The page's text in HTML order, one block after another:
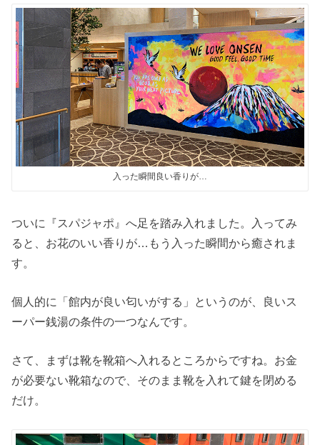
入った瞬間良い香りが…
ついに『スパジャポ』へ足を踏み入れました。入ってみ
ると、お花のいい香りが…もう入った瞬間から癒されま
す。
個人的に「館内が良い匂いがする」というのが、良いス
ーパー銭湯の条件の一つなんです。
さて、まずは靴を靴箱へ入れるところからですね。お金
が必要ない靴箱なので、そのまま靴を入れて鍵を閉める
だけ。